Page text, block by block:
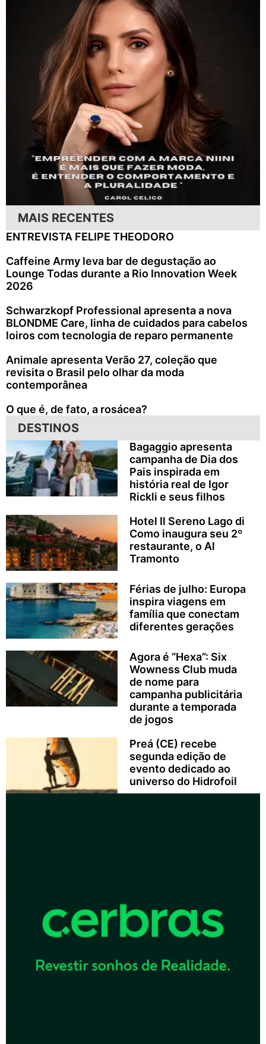
MAIS RECENTES
ENTREVISTA FELIPE THEODORO
Caffeine Army leva bar de degustação ao
Lounge Todas durante a Rio Innovation Week
2026
Schwarzkopf Professional apresenta a nova
BLONDME Care, linha de cuidados para cabelos
loiros com tecnologia de reparo permanente
Animale apresenta Verão 27, coleção que
revisita o Brasil pelo olhar da moda
contemporânea
O que é, de fato, a rosácea?
DESTINOS
Bagaggio apresenta
campanha de Dia dos
Pais inspirada em
história real de Igor
Rickli e seus filhos
Hotel Il Sereno Lago di
Como inaugura seu 2º
restaurante, o Al
Tramonto
Férias de julho: Europa
inspira viagens em
família que conectam
diferentes gerações
Agora é “Hexa”: Six
Wowness Club muda
de nome para
campanha publicitária
durante a temporada
de jogos
Preá (CE) recebe
segunda edição de
evento dedicado ao
universo do Hidrofoil